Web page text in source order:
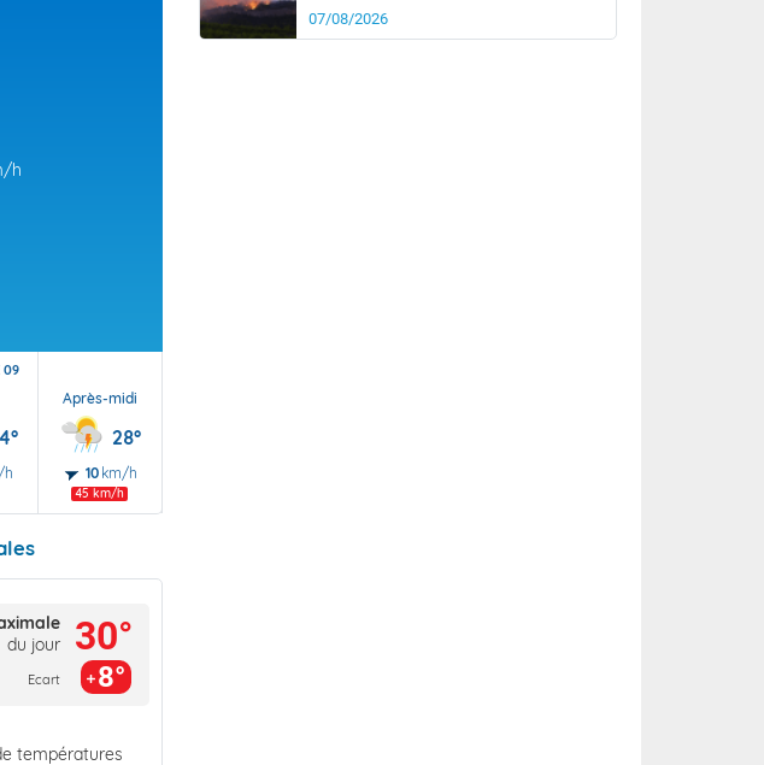
h
09
h
Après-midi
28°
10 km/h
45 km/h
du jour
Ecart
30°
8°
températures
07/08/2026